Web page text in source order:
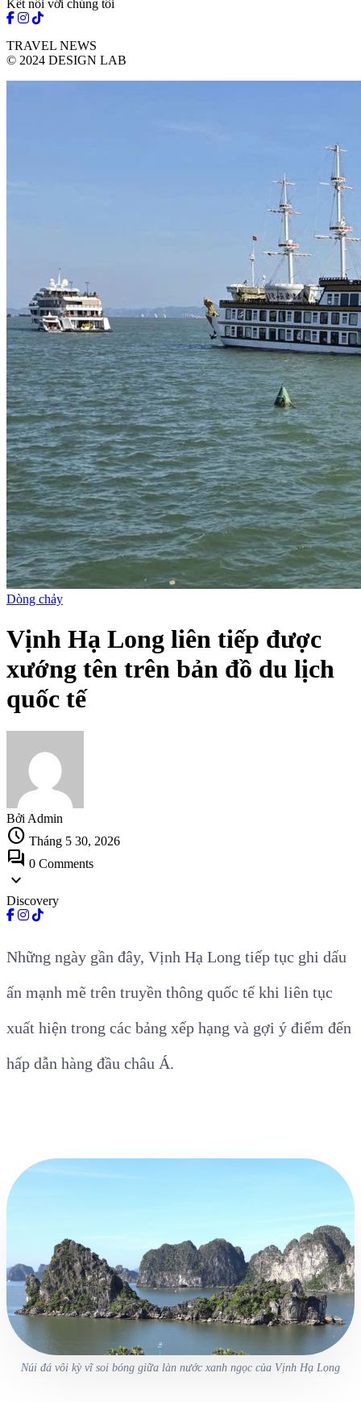
Kết nối với chúng tôi
TRAVEL NEWS
© 2024 DESIGN LAB
Dòng chảy
Vịnh Hạ Long liên tiếp được
xướng tên trên bản đồ du lịch
quốc tế
Bởi Admin
schedule Tháng 5 30, 2026
forum 0 Comments
expand_more
Discovery
Những ngày gần đây, Vịnh Hạ Long tiếp tục ghi dấu
ấn mạnh mẽ trên truyền thông quốc tế khi liên tục
xuất hiện trong các bảng xếp hạng và gợi ý điểm đến
hấp dẫn hàng đầu châu Á.
Núi đá vôi kỳ vĩ soi bóng giữa làn nước xanh ngọc của Vịnh Hạ Long